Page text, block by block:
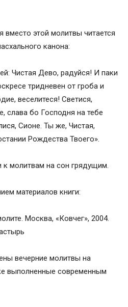
этой молитвы читается
канона:
Чистая Дево, радуйся! И паки
тридневен от гроба и
веселитеся! Светися,
слава бо Господня на тебе
Сионе. Ты же, Чистая,
Рождества Твоего».
к молитвам на сон грядущим.
материалов книги:
Москва, «Ковчег», 2004.
вечерние молитвы на
выполненные современным